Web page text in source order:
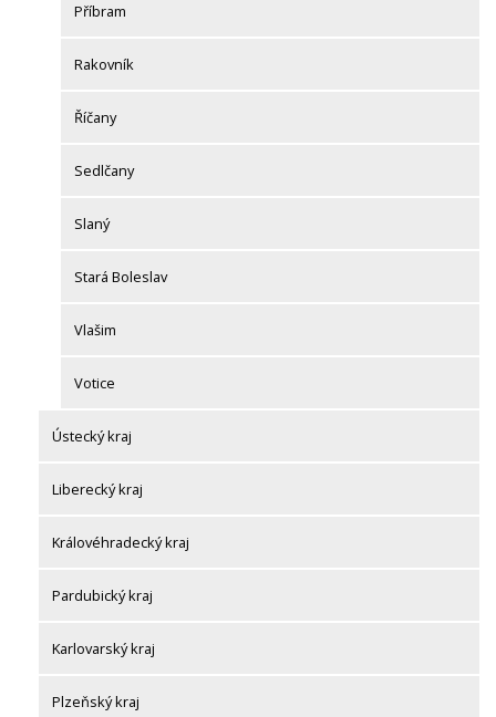
Příbram
Rakovník
Říčany
Sedlčany
Slaný
Stará Boleslav
Vlašim
Votice
Ústecký kraj
Liberecký kraj
Královéhradecký kraj
Pardubický kraj
Karlovarský kraj
Plzeňský kraj